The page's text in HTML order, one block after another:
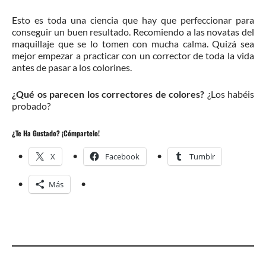
Esto es toda una ciencia que hay que perfeccionar para
conseguir un buen resultado. Recomiendo a las novatas del
maquillaje que se lo tomen con mucha calma. Quizá sea
mejor empezar a practicar con un corrector de toda la vida
antes de pasar a los colorines.
¿Qué os parecen los correctores de colores? ¿Los habéis
probado?
¿Te Ha Gustado? ¡Cómpartelo!
X Facebook Tumblr
Más